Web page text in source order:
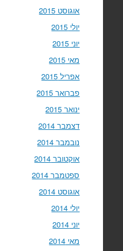
אוגוסט 2015
יולי 2015
יוני 2015
מאי 2015
אפריל 2015
פברואר 2015
ינואר 2015
דצמבר 2014
נובמבר 2014
אוקטובר 2014
ספטמבר 2014
אוגוסט 2014
יולי 2014
יוני 2014
מאי 2014